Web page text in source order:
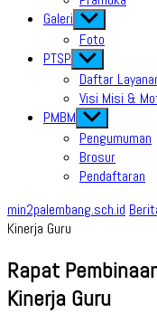
Galeri Show
sub
menu
Foto
PTSP Show
sub
menu
Daftar
Visi Misi &
PMBM Show
sub
menu
Pengumuman
Brosur
Pendaftaran
min2palembang.sch.id
Kinerja Guru
Rapat
Kinerja Guru